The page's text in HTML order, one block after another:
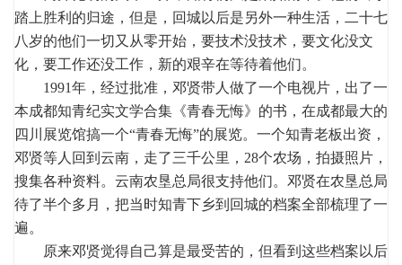
踏上胜利的归途，但是，回城以后是另外一种生活，二十七
八岁的他们一切又从零开始，要技术没技术，要文化没文
化，要工作还没工作，新的艰辛在等待着他们。
1991年，经过批准，邓贤带人做了一个电视片，出了一
本成都知青纪实文学合集《青春无悔》的书，在成都最大的
四川展览馆搞一个“青春无悔”的展览。一个知青老板出资，
邓贤等人回到云南，走了三千公里，28个农场，拍摄照片，
搜集各种资料。云南农垦总局很支持他们。邓贤在农垦总局
待了半个多月，把当时知青下乡到回城的档案全部梳理了一
遍。
原来邓贤觉得自己算是最受苦的，但看到这些档案以后